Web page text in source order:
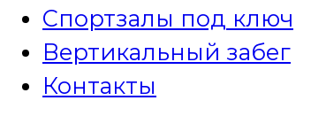
Спортзалы под ключ
Вертикальный забег
Контакты